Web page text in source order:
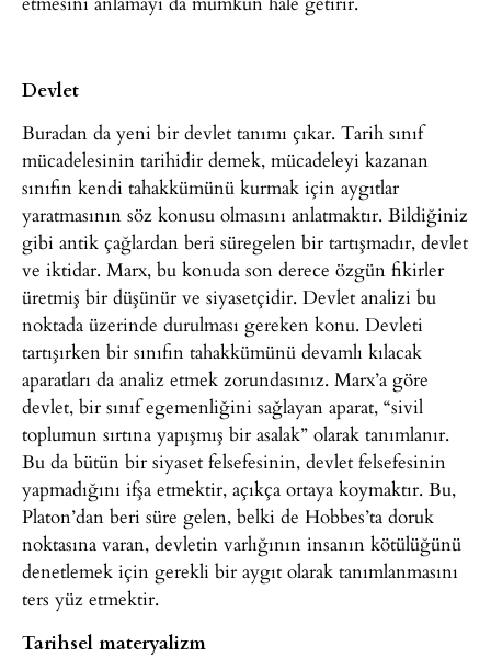
Devlet
Buradan da yeni bir devlet tanımı çıkar. Tarih sınıf
mücadelesinin tarihidir demek, mücadeleyi kazanan
sınıfın kendi tahakkümünü kurmak için aygıtlar
yaratmasının söz konusu olmasını anlatmaktır. Bildiğiniz
gibi antik çağlardan beri süregelen bir tartışmadır, devlet
ve iktidar. Marx, bu konuda son derece özgün fikirler
üretmiş bir düşünür ve siyasetçidir. Devlet analizi bu
noktada üzerinde durulması gereken konu. Devleti
tartışırken bir sınıfın tahakkümünü devamlı kılacak
aparatları da analiz etmek zorundasınız. Marx’a göre
devlet, bir sınıf egemenliğini sağlayan aparat, “sivil
toplumun sırtına yapışmış bir asalak” olarak tanımlanır.
Bu da bütün bir siyaset felsefesinin, devlet felsefesinin
yapmadığını ifşa etmektir, açıkça ortaya koymaktır. Bu,
Platon’dan beri süre gelen, belki de Hobbes’ta doruk
noktasına varan, devletin varlığının insanın kötülüğünü
denetlemek için gerekli bir aygıt olarak tanımlanmasını
ters yüz etmektir.
Tarihsel materyalizm